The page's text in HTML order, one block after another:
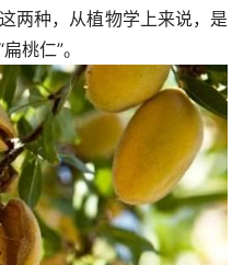
两种，从植物学上来说，是
桃仁”。